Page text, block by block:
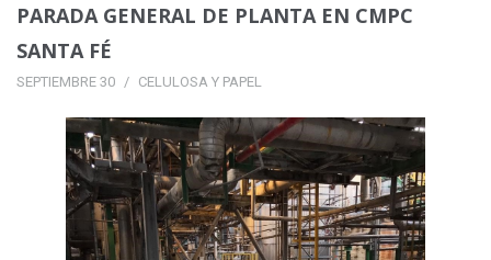
PARADA GENERAL DE PLANTA EN CMPC
SANTA FÉ
SEPTIEMBRE 30 CELULOSA Y PAPEL